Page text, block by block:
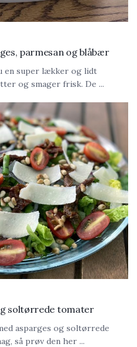
parmesan og blåbær
en super lækker og lidt
og smager frisk. De ...
soltørrede tomater
asparges og soltørrede
så prøv den her ...